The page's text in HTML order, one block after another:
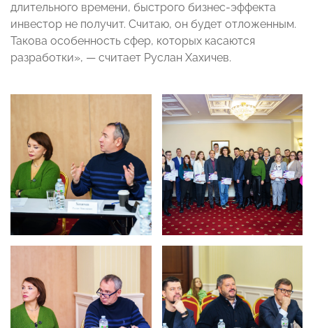
длительного времени, быстрого бизнес-эффекта
инвестор не получит. Считаю, он будет отложенным.
Такова особенность сфер, которых касаются
разработки», — считает Руслан Хахичев.